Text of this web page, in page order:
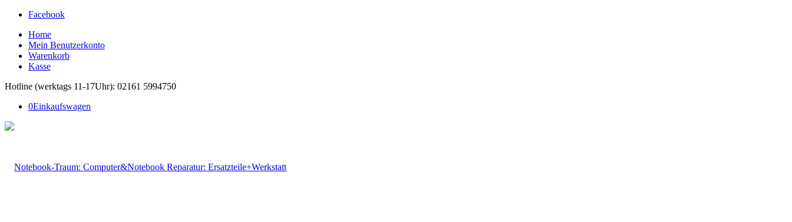
Facebook
Home
Mein Benutzerkonto
Warenkorb
Kasse
Hotline (werktags 11-17Uhr): 02161 5994750
0Einkaufswagen